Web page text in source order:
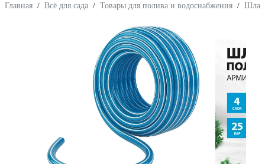
Главная / Всё для сада / Товары для полива и водоснабжения /